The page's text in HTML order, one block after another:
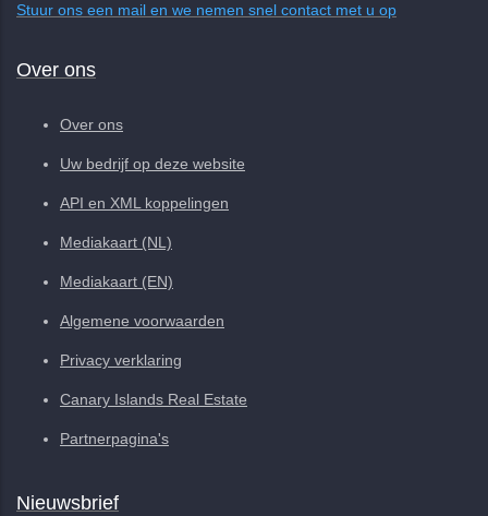
Stuur ons een mail en we nemen snel contact met u op
Over ons
Over ons
Uw bedrijf op deze website
API en XML koppelingen
Mediakaart (NL)
Mediakaart (EN)
Algemene voorwaarden
Privacy verklaring
Canary Islands Real Estate
Partnerpagina's
Nieuwsbrief